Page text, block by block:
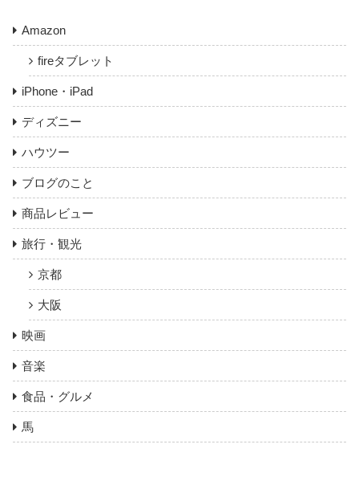
Amazon
fireタブレット
iPhone・iPad
ディズニー
ハウツー
ブログのこと
商品レビュー
旅行・観光
京都
大阪
映画
音楽
食品・グルメ
馬